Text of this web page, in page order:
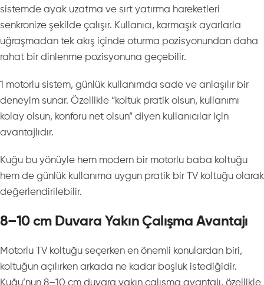
sistemde ayak uzatma ve sırt yatırma hareketleri
senkronize şekilde çalışır. Kullanıcı, karmaşık ayarlarla
uğraşmadan tek akış içinde oturma pozisyonundan daha
rahat bir dinlenme pozisyonuna geçebilir.
1 motorlu sistem, günlük kullanımda sade ve anlaşılır bir
deneyim sunar. Özellikle “koltuk pratik olsun, kullanımı
kolay olsun, konforu net olsun” diyen kullanıcılar için
avantajlıdır.
Kuğu bu yönüyle hem modern bir motorlu baba koltuğu
hem de günlük kullanıma uygun pratik bir TV koltuğu olarak
değerlendirilebilir.
8–10 cm Duvara Yakın Çalışma Avantajı
Motorlu TV koltuğu seçerken en önemli konulardan biri,
koltuğun açılırken arkada ne kadar boşluk istediğidir.